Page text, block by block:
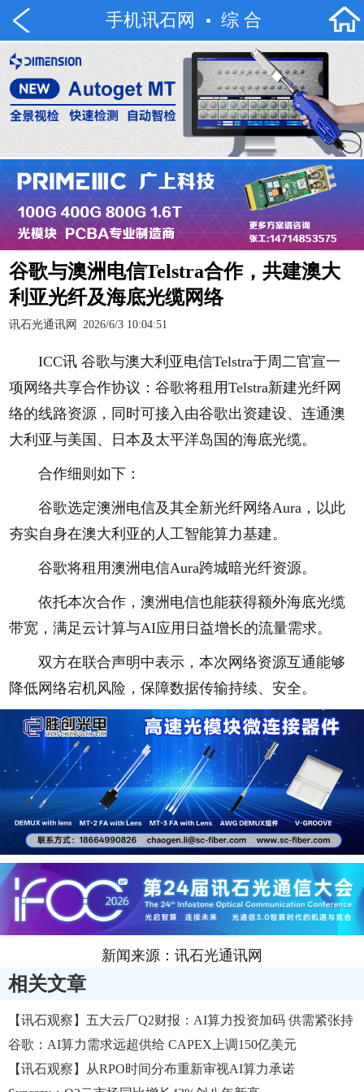
手机讯石网 综 合
谷歌与澳洲电信Telstra合作，共建澳大
利亚光纤及海底光缆网络
讯石光通讯网 2026/6/3 10:04:51
ICC讯 谷歌与澳大利亚电信Telstra于周二官宣一
项网络共享合作协议：谷歌将租用Telstra新建光纤网
络的线路资源，同时可接入由谷歌出资建设、连通澳
大利亚与美国、日本及太平洋岛国的海底光缆。
合作细则如下：
谷歌选定澳洲电信及其全新光纤网络Aura，以此
夯实自身在澳大利亚的人工智能算力基建。
谷歌将租用澳洲电信Aura跨城暗光纤资源。
依托本次合作，澳洲电信也能获得额外海底光缆
带宽，满足云计算与AI应用日益增长的流量需求。
双方在联合声明中表示，本次网络资源互通能够
降低网络宕机风险，保障数据传输持续、安全。
新闻来源：讯石光通讯网
相关文章
【讯石观察】五大云厂Q2财报：AI算力投资加码 供需紧张持
续
谷歌​：AI算力需求远超供给 CAPEX上调150亿美元
【讯石观察】从RPO时间分布重新审视AI算力承诺